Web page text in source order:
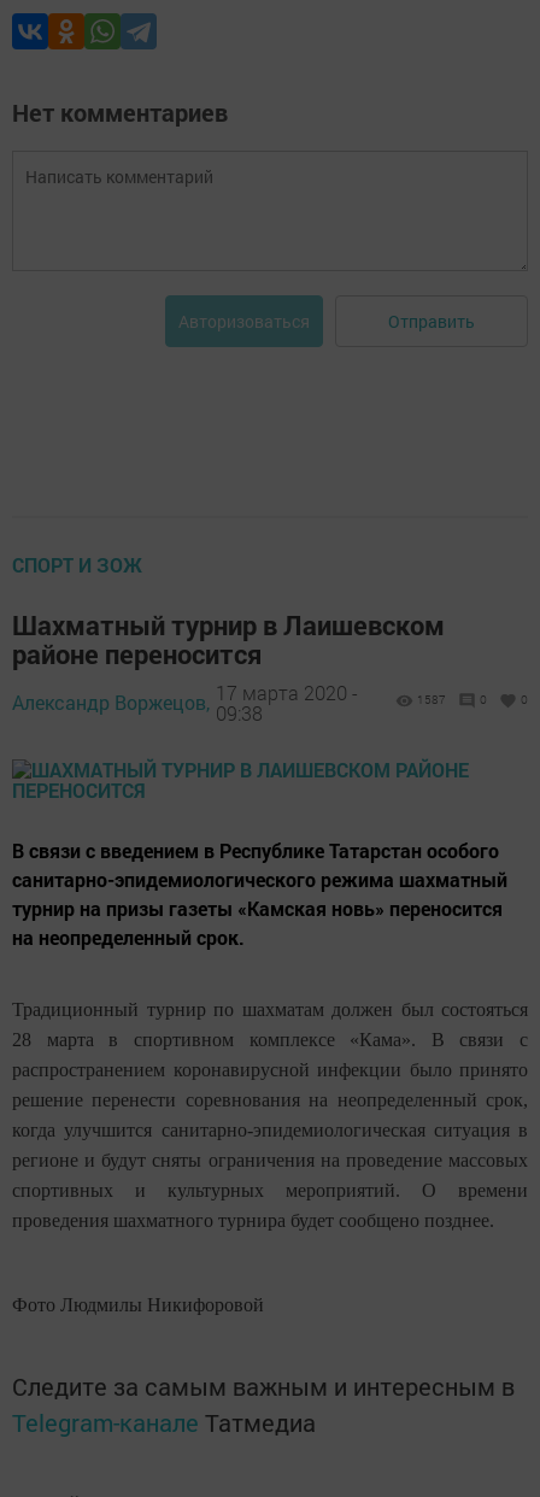
Нет комментариев
Авторизоваться Отправить
СПОРТ И ЗОЖ
Шахматный турнир в Лаишевском
районе переносится
Александр Воржецов, 17 марта 2020 -
09:38
1587 0 0
В связи с введением в Республике Татарстан особого
санитарно-эпидемиологического режима шахматный
турнир на призы газеты «Камская новь» переносится
на неопределенный срок.
Традиционный турнир по шахматам должен был состояться
28 марта в спортивном комплексе «Кама». В связи с
распространением коронавирусной инфекции было принято
решение перенести соревнования на неопределенный срок,
когда улучшится санитарно-эпидемиологическая ситуация в
регионе и будут сняты ограничения на проведение массовых
спортивных и культурных мероприятий. О времени
проведения шахматного турнира будет сообщено позднее.
Фото Людмилы Никифоровой
Следите за самым важным и интересным в
Telegram-канале Татмедиа